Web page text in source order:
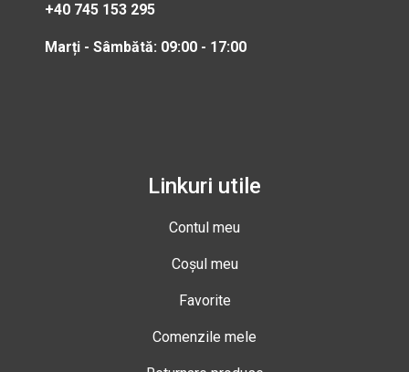
+40 745 153 295
Marți - Sâmbătă: 09:00 - 17:00
Linkuri utile
Contul meu
Coșul meu
Favorite
Comenzile mele